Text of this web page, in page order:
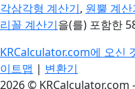
각삼각형 계산기, 원뿔 계산
리꼴 계산기을(를) 포함한
KRCalculator.com에 오신
이트맵 | 변환기
2026 © KRCalculator.com